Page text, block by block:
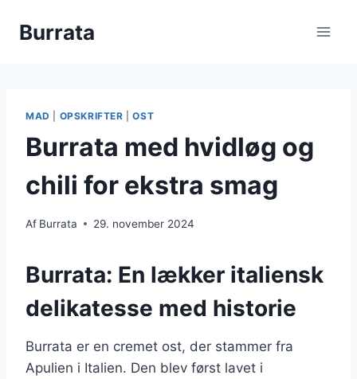
Burrata
MAD OPSKRIFTER |OST
Burrata med hvidløg og
chili for ekstra smag
Af Burrata 29. november 2024
Burrata: En lækker italiensk
delikatesse med historie
Burrata er en cremet ost, der stammer fra
Apulien i Italien. Den blev først lavet i